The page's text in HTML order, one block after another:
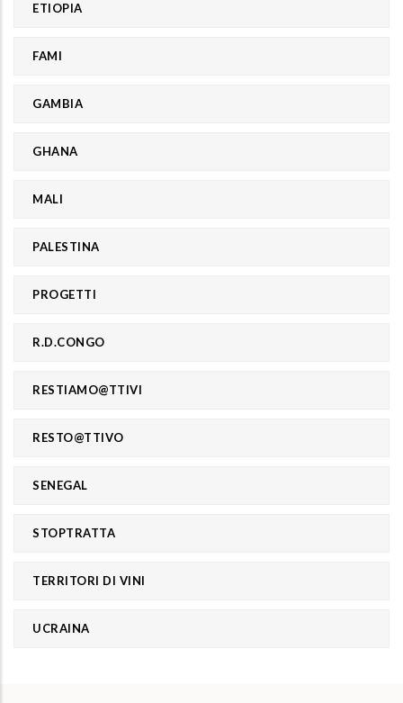
ETIOPIA
FAMI
GAMBIA
GHANA
MALI
PALESTINA
PROGETTI
R.D.CONGO
RESTIAMO@TTIVI
RESTO@TTIVO
SENEGAL
STOPTRATTA
TERRITORI DI VINI
UCRAINA